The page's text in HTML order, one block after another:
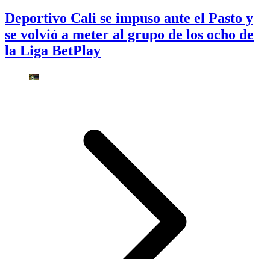
Deportivo Cali se impuso ante el Pasto y
se volvió a meter al grupo de los ocho de
la Liga BetPlay